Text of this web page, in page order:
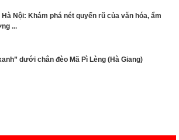
Hà Nội: Khám phá nét quyến rũ của văn hóa, ẩm
...
dưới chân đèo Mã Pì Lèng (Hà Giang)